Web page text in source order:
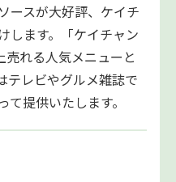
ースが大好評、ケイチ
します。「ケイチャン
れる人気メニューと
テレビやグルメ雑誌で
提供いたします。